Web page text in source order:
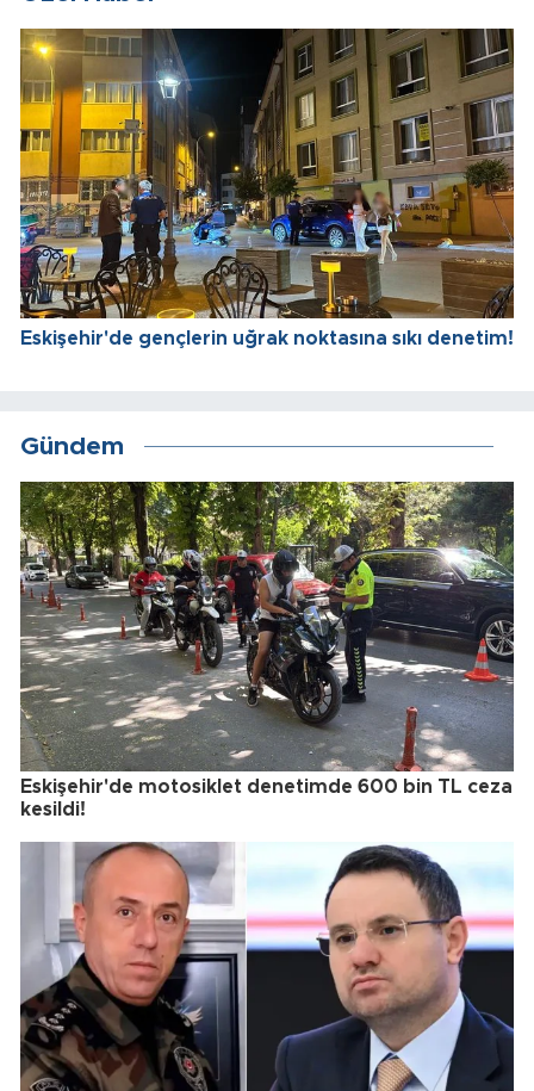
Eskişehir'de gençlerin uğrak noktasına sıkı denetim!
Gündem
Eskişehir'de motosiklet denetimde 600 bin TL ceza
kesildi!